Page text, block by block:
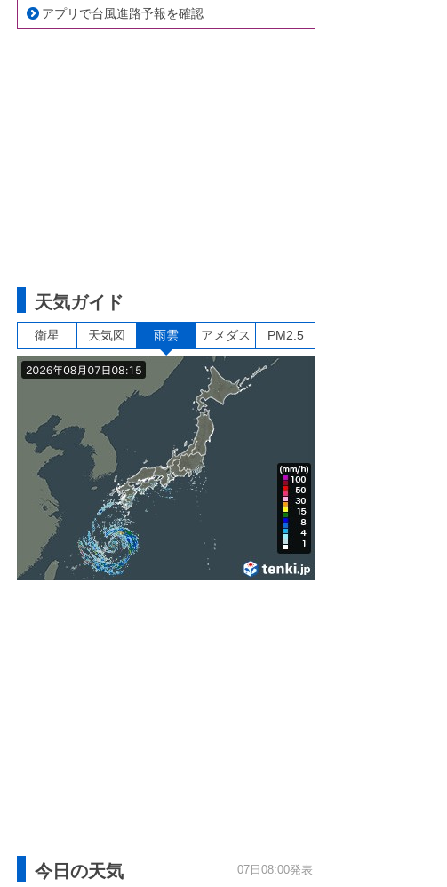
アプリで台風進路予報を確認
天気ガイド
衛星 天気図 雨雲 アメダス PM2.5
今日の天気 07日08:00発表